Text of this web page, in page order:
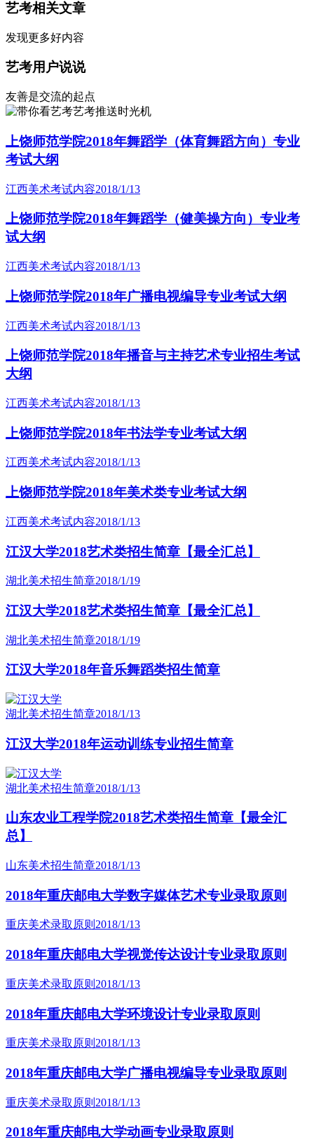
艺考相关文章
发现更多好内容
艺考用户说说
友善是交流的起点
艺考推送时光机
上饶师范学院2018年舞蹈学（体育舞蹈方向）专业
考试大纲
江西美术考试内容2018/1/13
上饶师范学院2018年舞蹈学（健美操方向）专业考
试大纲
江西美术考试内容2018/1/13
上饶师范学院2018年广播电视编导专业考试大纲
江西美术考试内容2018/1/13
上饶师范学院2018年播音与主持艺术专业招生考试
大纲
江西美术考试内容2018/1/13
上饶师范学院2018年书法学专业考试大纲
江西美术考试内容2018/1/13
上饶师范学院2018年美术类专业考试大纲
江西美术考试内容2018/1/13
江汉大学2018艺术类招生简章【最全汇总】
湖北美术招生简章2018/1/19
江汉大学2018艺术类招生简章【最全汇总】
湖北美术招生简章2018/1/19
江汉大学2018年音乐舞蹈类招生简章
湖北美术招生简章2018/1/13
江汉大学2018年运动训练专业招生简章
湖北美术招生简章2018/1/13
山东农业工程学院2018艺术类招生简章【最全汇
总】
山东美术招生简章2018/1/13
2018年重庆邮电大学数字媒体艺术专业录取原则
重庆美术录取原则 2018/1/13
2018年重庆邮电大学视觉传达设计专业录取原则
重庆美术录取原则 2018/1/13
2018年重庆邮电大学环境设计专业录取原则
重庆美术录取原则 2018/1/13
2018年重庆邮电大学广播电视编导专业录取原则
重庆美术录取原则 2018/1/13
2018年重庆邮电大学动画专业录取原则